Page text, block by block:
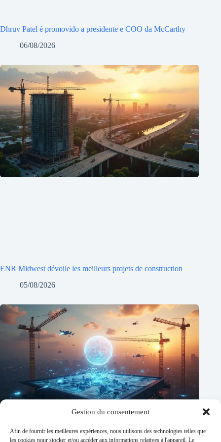
Gestion du consentement
Afin de fournir les meilleures expériences, nous utilisons des technologies telles que
les cookies pour stocker et/ou accéder aux informations relatives à l'appareil. Le
Dhruv Patel é promovido a presidente e COO da McCarthy
06/08/2026
ENR Midwest dévoile les meilleurs projets de construction
05/08/2026